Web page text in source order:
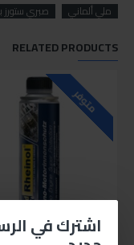
اشترك في
ملي ألماني
صبري
RELATED PRODUCTS
متوفر